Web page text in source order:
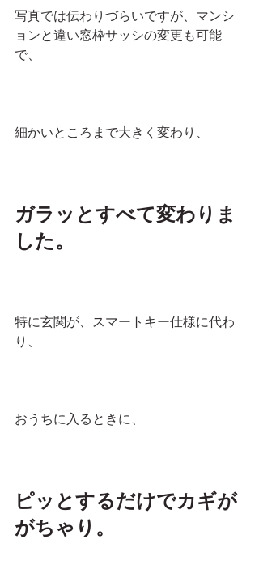
写真では伝わりづらいですが、マンシ
ョンと違い窓枠サッシの変更も可能
で、
細かいところまで大きく変わり、
ガラッとすべて変わりま
した。
特に玄関が、スマートキー仕様に代わ
り、
おうちに入るときに、
ピッとするだけでカギが
がちゃり。